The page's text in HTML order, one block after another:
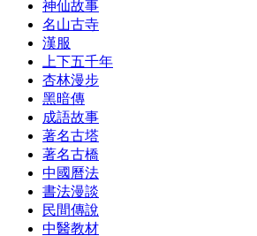
神仙故事
名山古寺
漢服
上下五千年
杏林漫步
黑暗傳
成語故事
著名古塔
著名古橋
中國曆法
書法漫談
民間傳說
中醫教材